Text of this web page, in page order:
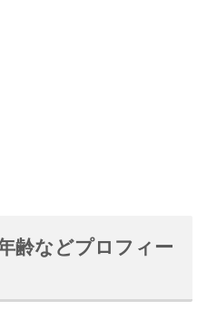
齢などプロフィー